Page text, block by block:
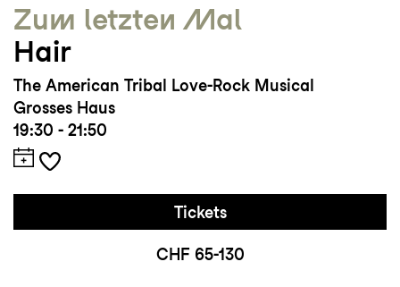
Zum letzten Mal
Hair
The American Tribal Love-Rock Musical
Grosses Haus
19:30 - 21:50
Tickets
CHF 65-130